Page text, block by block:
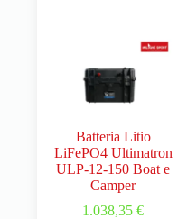
Batteria Litio
LiFePO4 Ultimatron
ULP-12-150 Boat e
Camper
1.038,35€